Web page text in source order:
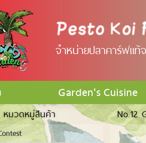
จำหน่ายปลาคาร์ฟแ
Garden's Cuisine
หมวดหมู่สินค้า No.12